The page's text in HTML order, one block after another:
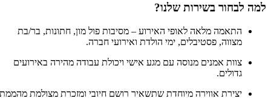
לבחור בשירות שלנו?
התאמה מלאה לאופי האירוע – מסיבות פול מון, חתונות, בר/בת
מצווה, פסטיבלים, ימי הולדת ואירועי חברה.
צוות אמנים מנוסה עם מגע אישי ויכולת עבודה מהירה באירועים
גדולים.
יצירת אווירה מיוחדת שתשאיר רושם חיובי ומזכרת מצולמת מהממת.